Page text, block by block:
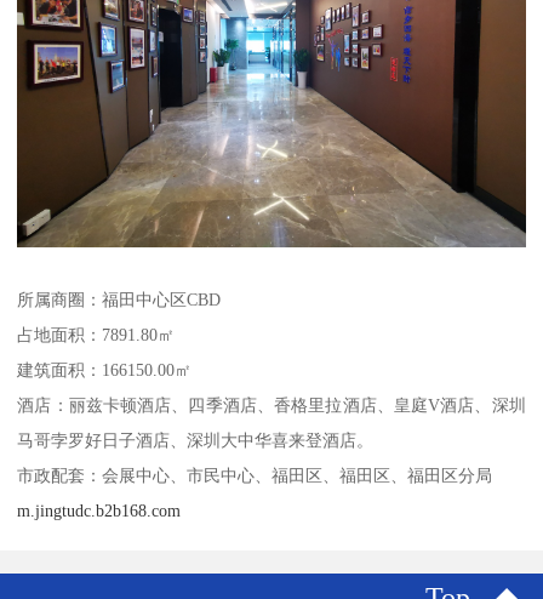
所属商圈：福田中心区CBD
占地面积：7891.80㎡
建筑面积：166150.00㎡
酒店：丽兹卡顿酒店、四季酒店、香格里拉酒店、皇庭V酒店、深圳
马哥孛罗好日子酒店、深圳大中华喜来登酒店。
市政配套：会展中心、市民中心、福田区、福田区、福田区分局
m.jingtudc.b2b168.com